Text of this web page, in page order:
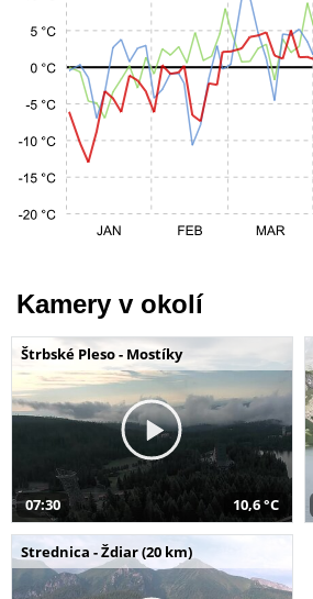
Kamery v okolí
Štrbské Pleso - Mostíky
07:30 10,6 °C
Strednica - Ždiar (20 km)